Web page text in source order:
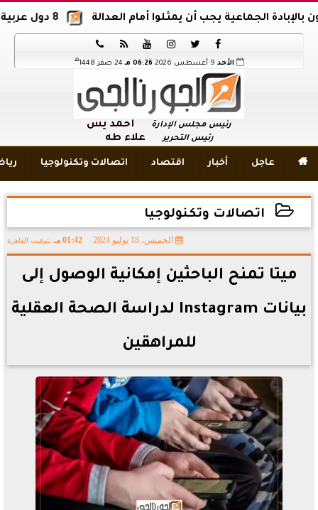
8 دول عربية وإسلامية تدين اقتحام المسجد الأقصى الجماعية يجب أن يمثلوا أمام العدالة






الأحد 06:26 مـ 24 صفر 1448 هـ
رئيس مجلس الإدارة أحمد يس
رئيس التحرير علاء طه
 عاجل أخبار اقتصاد اتصالات وتكنولوجيا
اتصالات وتكنولوجيا
الخميس، 18 يوليو 2024 01:42 مـ بتوقيت القاهرة
ميتا تمنح الباحثين إمكانية الوصول إلى
بيانات Instagram لدراسة الصحة العقلية
للمراهقين